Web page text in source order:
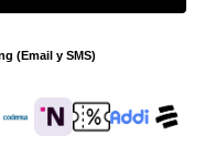
(Email y SMS)